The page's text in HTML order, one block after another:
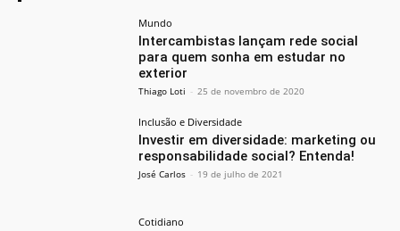
Mundo
Intercambistas lançam rede social
para quem sonha em estudar no
exterior
Thiago Loti - 25 de novembro de 2020
Inclusão e Diversidade
Investir em diversidade: marketing ou
responsabilidade social? Entenda!
José Carlos - 19 de julho de 2021
Cotidiano